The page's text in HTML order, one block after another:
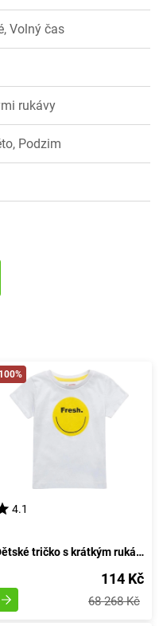
Volný čas
rukávy
Podzim
4.1
Dětské tričko s krátkým rukávem pro chlapce, od značky Minoti, design 9TROLL 2, bílé - velikost 98/104 | pro věk 3-4 let
114 Kč
68 268 Kč